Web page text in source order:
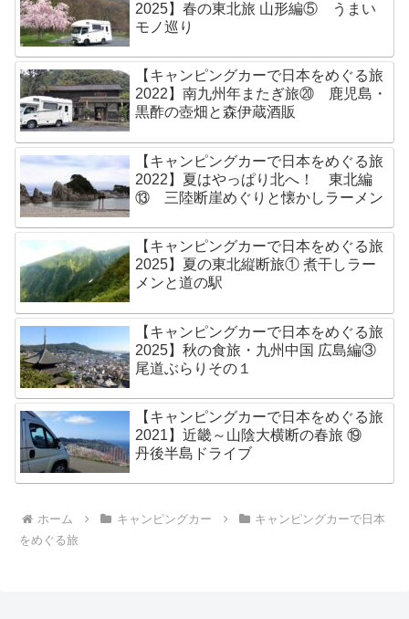
2025】春の東北旅 山形編⑤ うまい
モノ巡り
【キャンピングカーで日本をめぐる旅
2022】南九州年またぎ旅⑳ 鹿児島・
黒酢の壺畑と森伊蔵酒販
【キャンピングカーで日本をめぐる旅
2022】夏はやっぱり北へ！ 東北編
⑬ 三陸断崖めぐりと懐かしラーメン
【キャンピングカーで日本をめぐる旅
2025】夏の東北縦断旅① 煮干しラー
メンと道の駅
【キャンピングカーで日本をめぐる旅
2025】秋の食旅・九州中国 広島編③
尾道ぶらりその１
【キャンピングカーで日本をめぐる旅
2021】近畿～山陰大横断の春旅 ⑲
丹後半島ドライブ
ホーム キャンピングカー
キャンピングカーで日本
をめぐる旅